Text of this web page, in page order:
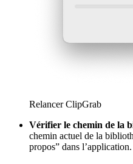
Relancer ClipGrab
Vérifier le chemin de la
chemin actuel de la
propos” dans l’application.